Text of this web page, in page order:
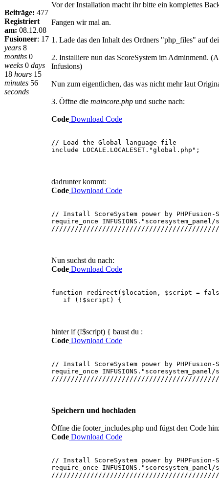
Beiträge: 477
Registriert
am: 08.12.08
Fusioneer: 17
years 8
months 0
weeks 0 days
18 hours 15
minutes 56
seconds
Vor der Installation macht ihr bitte ein komplettes
Fangen wir mal an.
1. Lade das den Inhalt des Ordners "php_files" auf
2. Installiere nun das ScoreSystem im Adminmenü.
Infusions)
Nun zum eigentlichen, das was nicht mehr laut
3. Öffne die maincore.php und suche nach:
Code Download Code
// Load the Global language file
include LOCALE.LOCALESET."global.php";
dadrunter kommt:
Code Download Code
// Install ScoreSystem power by
require_once
Nun suchst du nach:
Code Download Code
function redirect($location, $script =
if (!$script) {
hinter if (!$script) { baust du :
Code Download Code
// Install ScoreSystem power by
require_once
Speichern und hochladen
Öffne die footer_includes.php und fügst den Code
Code Download Code
// Install ScoreSystem power by
require_once